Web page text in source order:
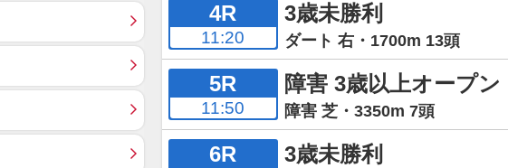
4R
11:20
3歳未勝利
ダート 右・1700m 13頭
5R
11:50
障害 3歳以上オープン
障害 芝・3350m 7頭
6R 3歳未勝利